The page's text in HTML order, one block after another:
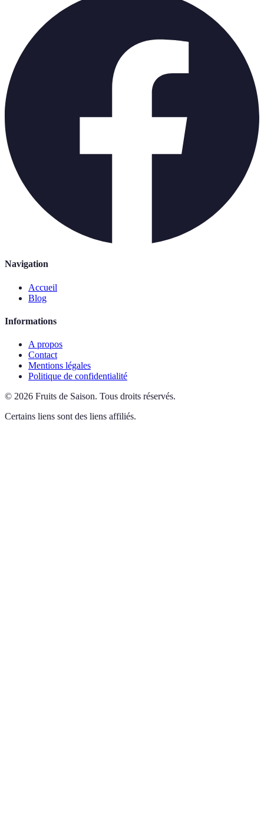
Navigation
Accueil
Blog
Informations
A propos
Contact
Mentions légales
Politique de confidentialité
© 2026 Fruits de Saison. Tous droits réservés.
Certains liens sont des liens affiliés.